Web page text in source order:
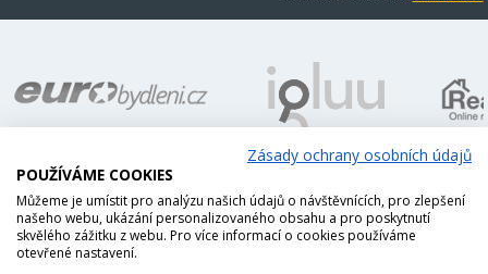
Zásady ochrany osobních údajů
POUŽÍVÁME COOKIES
Můžeme je umístit pro analýzu našich údajů o návštěvnících, pro zlepšení
našeho webu, ukázání personalizovaného obsahu a pro poskytnutí
skvělého zážitku z webu. Pro více informací o cookies používáme
otevřené nastavení.